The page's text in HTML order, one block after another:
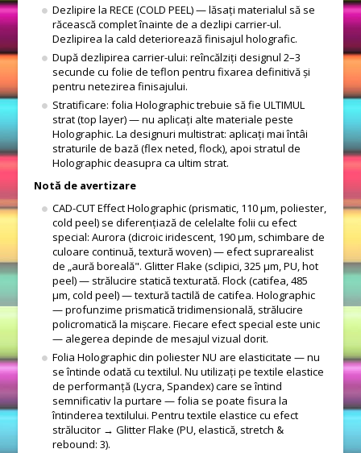
Dezlipire la RECE (COLD PEEL) — lăsați materialul să se
răcească complet înainte de a dezlipi carrier-ul.
Dezlipirea la cald deteriorează finisajul holografic.
După dezlipirea carrier-ului: reîncălziți designul 2–3
secunde cu folie de teflon pentru fixarea definitivă și
pentru netezirea finisajului.
Stratificare: folia Holographic trebuie să fie ULTIMUL
strat (top layer) — nu aplicați alte materiale peste
Holographic. La designuri multistrat: aplicați mai întâi
straturile de bază (flex neted, flock), apoi stratul de
Holographic deasupra ca ultim strat.
Notă de avertizare
CAD-CUT Effect Holographic (prismatic, 110 μm, poliester,
cold peel) se diferențiază de celelalte folii cu efect
special: Aurora (dicroic iridescent, 190 μm, schimbare de
culoare continuă, textură woven) — efect suprarealist
de „aură boreală". Glitter Flake (sclipici, 325 μm, PU, hot
peel) — strălucire statică texturată. Flock (catifea, 485
μm, cold peel) — textură tactilă de catifea. Holographic
— profunzime prismatică tridimensională, strălucire
policromatică la mișcare. Fiecare efect special este unic
— alegerea depinde de mesajul vizual dorit.
Folia Holographic din poliester NU are elasticitate — nu
se întinde odată cu textilul. Nu utilizați pe textile elastice
de performanță (Lycra, Spandex) care se întind
semnificativ la purtare — folia se poate fisura la
întinderea textilului. Pentru textile elastice cu efect
strălucitor → Glitter Flake (PU, elastică, stretch &
rebound: 3).